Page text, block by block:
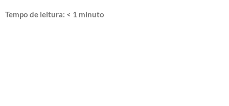
Tempo de leitura: < 1 minuto